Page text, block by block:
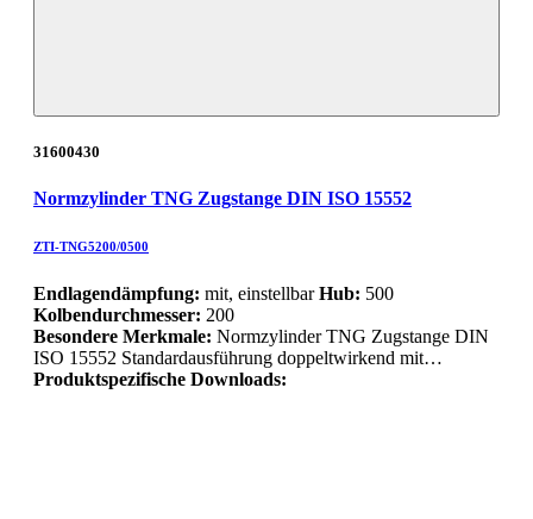
31600430
Normzylinder TNG Zugstange DIN ISO 15552
ZTI-TNG5200/0500
Endlagendämpfung: mit, einstellbarHub: 500
Kolbendurchmesser: 200
Besondere Merkmale: Normzylinder TNG Zugstange DIN
ISO 15552 Standardausführung doppeltwirkend mit…
Produktspezifische Downloads: